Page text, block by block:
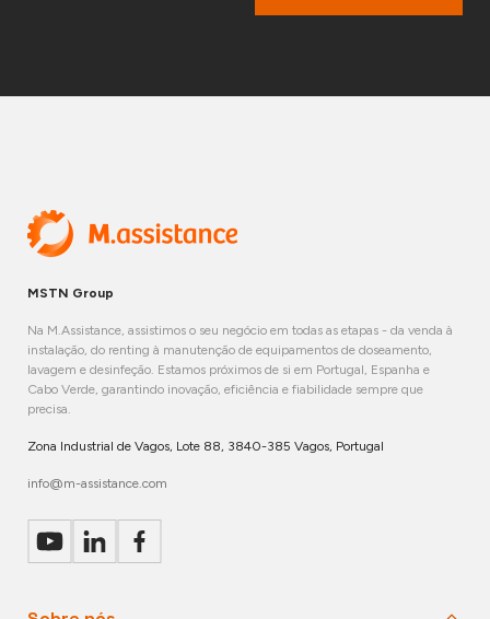
MSTN Group
Na M.Assistance, assistimos o seu negócio em todas as etapas - da venda à
instalação, do renting à manutenção de equipamentos de doseamento,
lavagem e desinfeção. Estamos próximos de si em Portugal, Espanha e
Cabo Verde, garantindo inovação, eficiência e fiabilidade sempre que
precisa.
Zona Industrial de Vagos, Lote 88, 3840-385 Vagos, Portugal
info@m-assistance.com